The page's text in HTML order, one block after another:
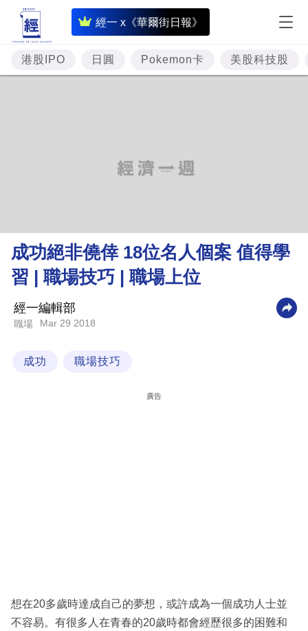
經一 x《華爾街日報》
即
時
財
經
理
財
商
科
區
港股IPO 日圓 Pokemon卡 美股科技股
成功絕非僥倖 18位名人個案 值得學
習 | 職場技巧 | 職場上位
經一編輯部
職場 Mar 29 2018
成功 職場技巧
廣告
想在20多歲時達成自己的夢想，或許成為一個成功人士並
不容易。有很多人在青春的20歲時都會經歷很多的困難和